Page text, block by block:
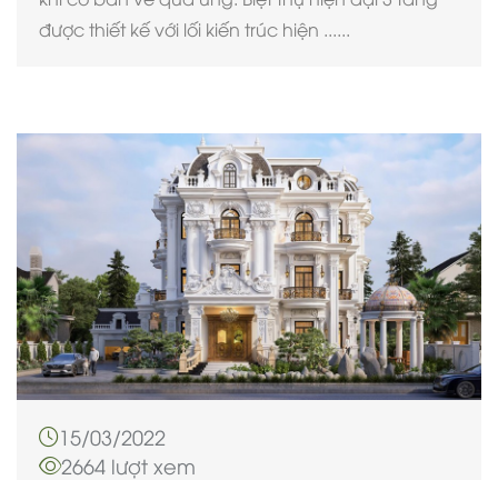
được thiết kế với lối kiến trúc hiện ......
15/03/2022
2664 lượt xem